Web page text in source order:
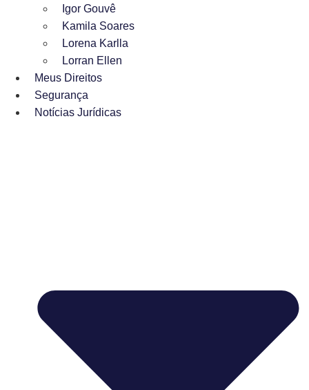
Igor Gouvê
Kamila Soares
Lorena Karlla
Lorran Ellen
Meus Direitos
Segurança
Notícias Jurídicas